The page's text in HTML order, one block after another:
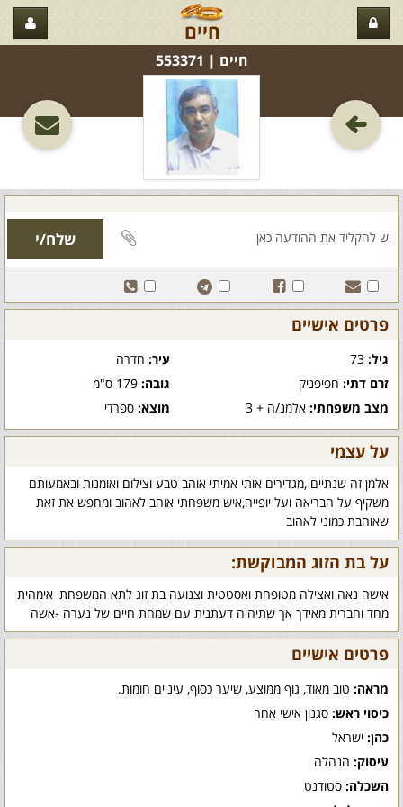
חיים
חיים‏ | 553371
פרטים אישיים
גיל: עיר:חדרה
זרם דתי: חפיפניק גובה:179 ס"מ
מצב משפחתי: אלמנ/ה + 3 מוצא:ספרדי
על עצמי
אלמן זה שנתיים ,מגדירים אותי אמיתי אוהב טבע וצילום ואומנות ובאמעותם
משקיף על הבריאה ועל יופייה,איש משפחתי אוהב לאהוב ומחפש את זאת
שאוהבת כמוני לאהוב
על בת הזוג המבוקשת:
אישה נאה ואצילה מטופחת ואסטטית וצנועה בת זוג לתא המשפחתי אימהית
מחד וחברית מאידך אך שתיהיה דעתנית עם שמחת חיים של נערה -אשה
פרטים אישיים
מראה: טוב מאוד, גוף ממוצע, שיער כסוף, עיניים חומות.
כיסוי ראש: סגנון אישי אחר
כהן: ישראל
עיסוק: הנהלה
השכלה: סטודנט